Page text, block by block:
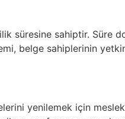
süresine sahiptir. Süre
belge sahiplerinin
yenilemek için